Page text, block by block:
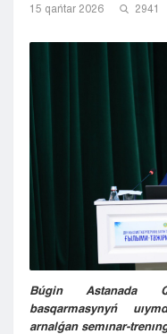
Kyzylorda
Taraz
Týrkestan
Ýst-Kamenogorsk
15 qańtar 2026 2941
Búgin Astanada
basqarmasynyń
arnalǵan semınar-